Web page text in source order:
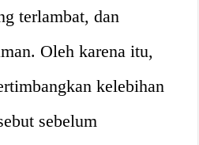
terlambat, dan
Oleh karena itu,
kelebihan
sebelum